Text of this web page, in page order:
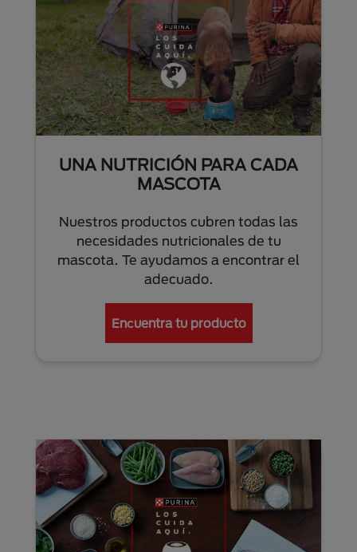
UNA NUTRICIÓN PARA CADA
MASCOTA
Nuestros productos cubren todas las
necesidades nutricionales de tu
mascota. Te ayudamos a encontrar el
adecuado.
Encuentra tu producto